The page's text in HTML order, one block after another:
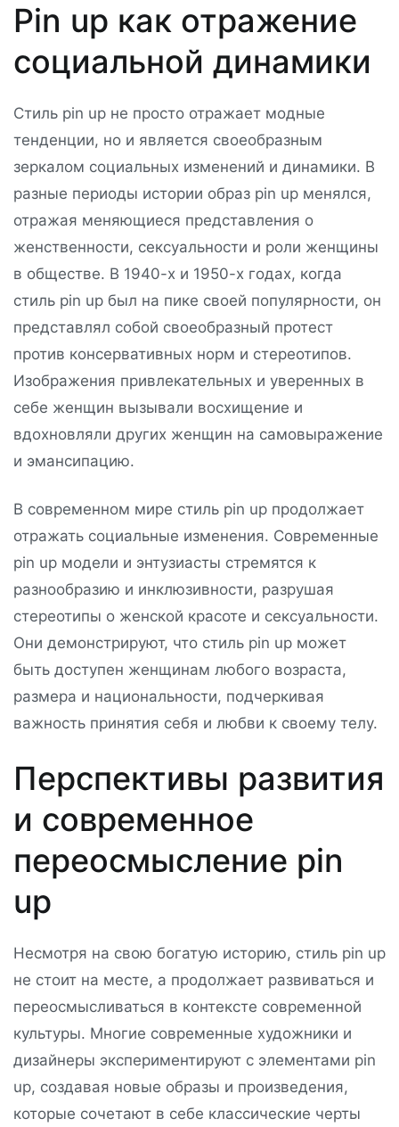
Pin up как отражение
социальной динамики
Стиль pin up не просто отражает модные
тенденции, но и является своеобразным
зеркалом социальных изменений и динамики. В
разные периоды истории образ pin up менялся,
отражая меняющиеся представления о
женственности, сексуальности и роли женщины
в обществе. В 1940-х и 1950-х годах, когда
стиль pin up был на пике своей популярности, он
представлял собой своеобразный протест
против консервативных норм и стереотипов.
Изображения привлекательных и уверенных в
себе женщин вызывали восхищение и
вдохновляли других женщин на самовыражение
и эмансипацию.
В современном мире стиль pin up продолжает
отражать социальные изменения. Современные
pin up модели и энтузиасты стремятся к
разнообразию и инклюзивности, разрушая
стереотипы о женской красоте и сексуальности.
Они демонстрируют, что стиль pin up может
быть доступен женщинам любого возраста,
размера и национальности, подчеркивая
важность принятия себя и любви к своему телу.
Перспективы развития
и современное
переосмысление pin
up
Несмотря на свою богатую историю, стиль pin up
не стоит на месте, а продолжает развиваться и
переосмысливаться в контексте современной
культуры. Многие современные художники и
дизайнеры экспериментируют с элементами pin
up, создавая новые образы и произведения,
которые сочетают в себе классические черты